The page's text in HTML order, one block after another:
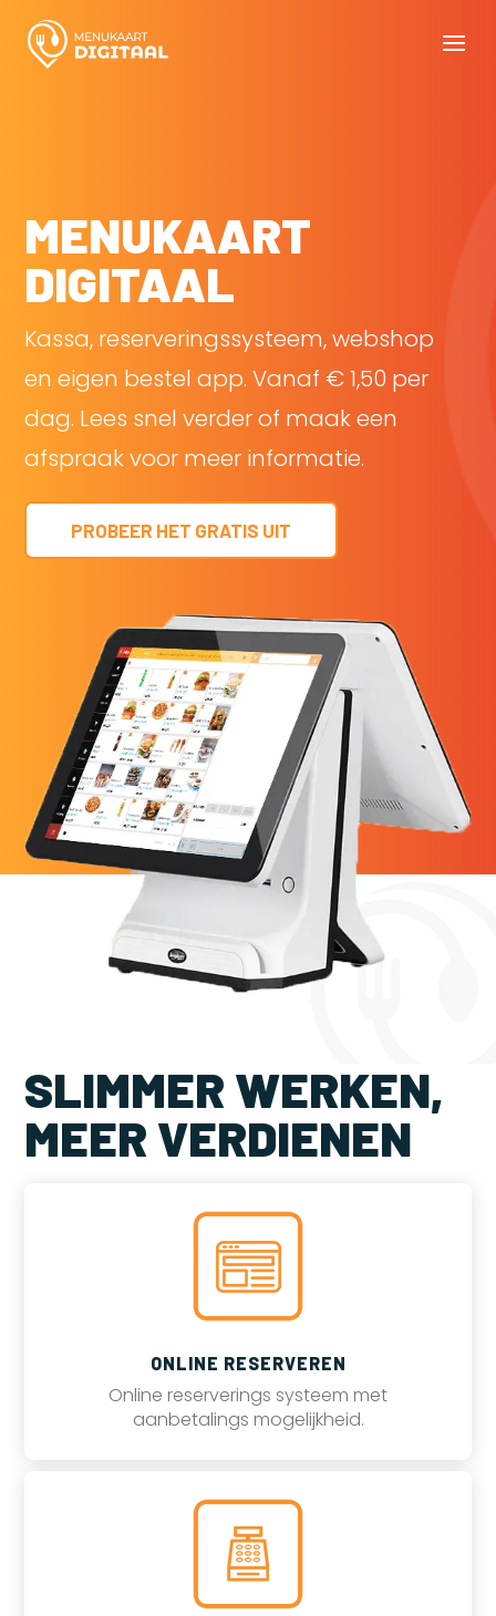
MENUKAART
DIGITAAL
Kassa, reserveringssysteem, webshop
en eigen bestel app. Vanaf € 1,50 per
dag. Lees snel verder of maak een
afspraak voor meer informatie.
PROBEER HET GRATIS UIT
SLIMMER WERKEN,
MEER VERDIENEN
ONLINE RESERVEREN
Online reserverings systeem met
aanbetalings mogelijkheid.